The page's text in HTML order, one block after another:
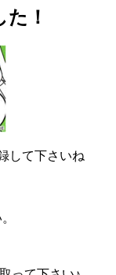
！
して下さいね